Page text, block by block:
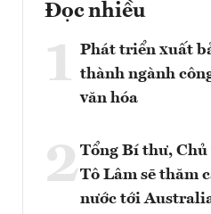
Đọc nhiều
1 Phát triển xuất
thành ngành
văn hóa
2Tổng Bí thư,
Tô Lâm sẽ thăm
nước tới